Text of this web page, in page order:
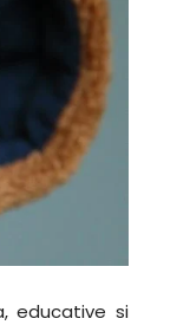
educative si